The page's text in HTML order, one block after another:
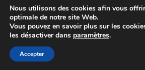
© 2026 COM Hanko
Nous utilisons des cookies afin vous
optimale de notre site Web.
Vous pouvez en savoir plus sur les
les désactiver dans paramètres.
Accepter